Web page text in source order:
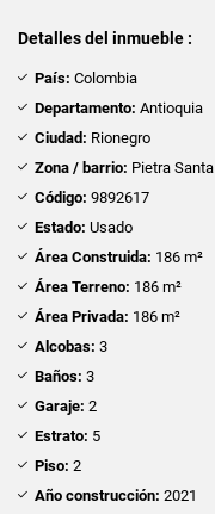
Detalles del inmueble :
País: Colombia
Departamento: Antioquia
Ciudad: Rionegro
Zona / barrio: Pietra Santa
Código: 9892617
Estado: Usado
Área Construida: 186 m²
Área Terreno: 186 m²
Área Privada: 186 m²
Alcobas: 3
Baños: 3
Garaje: 2
Estrato: 5
Piso: 2
Año construcción: 2021